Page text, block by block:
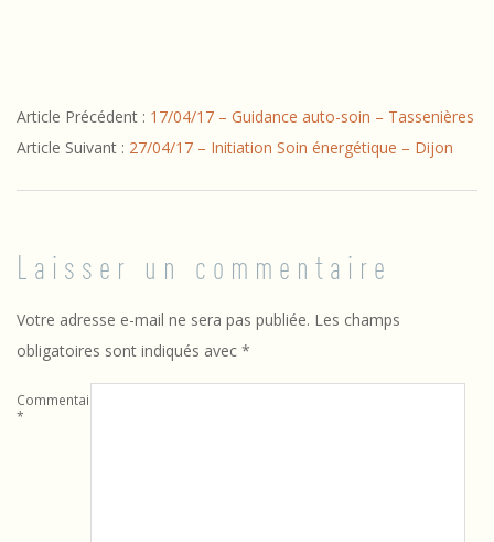
04-
22
Article Précédent : 17/04/17 – Guidance auto-soin – Tassenières
Article Suivant : 27/04/17 – Initiation Soin énergétique – Dijon
Laisser un commentaire
Votre adresse e-mail ne sera pas publiée. Les champs
obligatoires sont indiqués avec *
Commentaire
*